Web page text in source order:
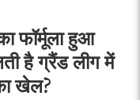
फॉर्मूला हुआ
है ग्रैंड लीग में
खेल?